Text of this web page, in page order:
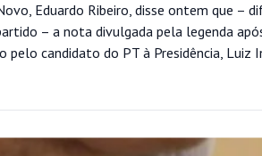
Eduardo Ribeiro, disse ontem que –
– a nota divulgada pela legenda
pelo candidato do PT à Presidência, Luiz